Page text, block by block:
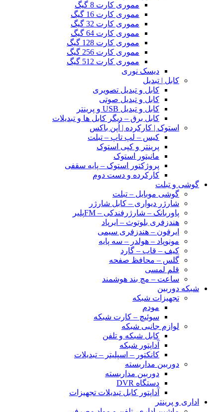
مموری کارت 8 گیگ
مموری کارت 16 گیگ
مموری کارت 32 گیگ
مموری کارت 64 گیگ
مموری کارت 128 گیگ
مموری کارت 256 گیگ
مموری کارت 512 گیگ
دیسک نوری
کابل | تبدیل
کابل و تبدیل تصویری
کابل و تبدیل صوتی
کابل و تبدیل USB و پرینتر
کابل برق – دیگر کابل ها و تبدیلات
استوک | کارکرده | اُپن باکس
کیس – لپ تاپ – تبلت
پرینتر و کپی استوک
مانیتور استوک
پروژکتور استوک – پایه سقفی
کارکرده و دست دوم
گوشی و تبلت
گوشی موبایل – تبلت
شارژر دیواری – کابل شارژر
پاوربانک – شارژرفندکی – FMپلیر
هندزفری بلوتوث – ایرپاد
ایرفون – هندزفری سیمی
مونوپاد – هولدر – سه پایه
کیف – قاب – گارد
گلس – محافظ صفحه
قلم لمسی
ساعت – مچ بند هوشمند
شبکه دوربین
تجهیزات شبکه
مودم
سوئیچ – کارت شبکه
لوازم جانبی شبکه
کابل شبکه و تلفن
آداپتور شبکه
کانکتور – اسپلیتر – تبدیلات
دوربین مداربسته
دوربین مداربسته
دستگاه DVR
آداپتور کابل تبدیلات تجهیزات
اداری و پرینتر